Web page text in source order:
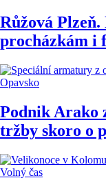
Růžová
procházkám i
Opavsko
Podnik Arako
tržby skoro o
Volný čas